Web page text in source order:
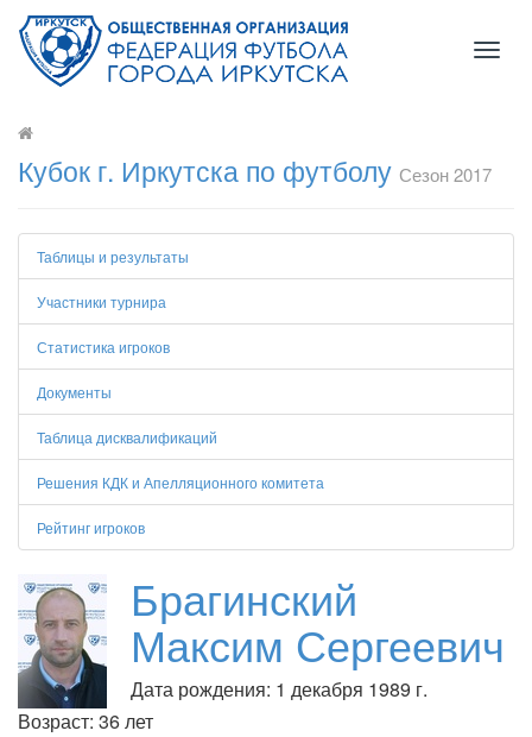
Кубок г. Иркутска по футболу Сезон 2017
Таблицы и результаты
Участники турнира
Статистика игроков
Документы
Таблица дисквалификаций
Решения КДК и Апелляционного комитета
Рейтинг игроков
Брагинский
Максим Сергеевич
Дата рождения: 1 декабря 1989 г.
Возраст: 36 лет